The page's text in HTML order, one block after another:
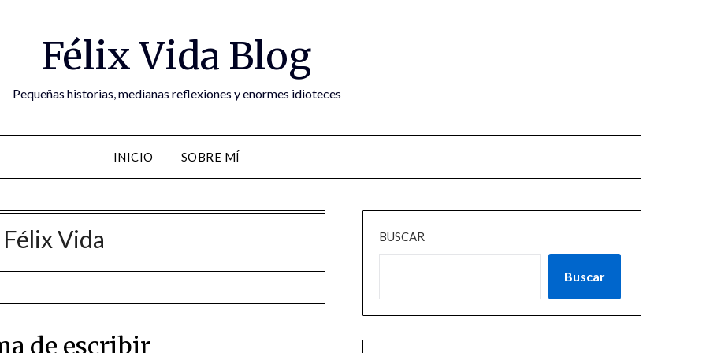
Félix Vida Blog
Pequeñas historias, medianas reflexiones y enormes idioteces
INICIO SOBRE MÍ
Félix Vida
de escribir
BUSCAR
Buscar